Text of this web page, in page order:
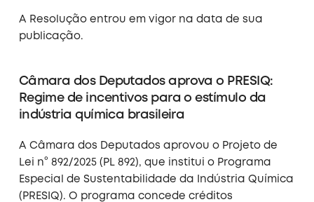
A Resolução entrou em vigor na data de sua
publicação.
Câmara dos Deputados aprova o PRESIQ:
Regime de incentivos para o estímulo da
indústria química brasileira
A Câmara dos Deputados aprovou o Projeto de
Lei n° 892/2025 (PL 892), que institui o Programa
Especial de Sustentabilidade da Indústria Química
(PRESIQ). O programa concede créditos